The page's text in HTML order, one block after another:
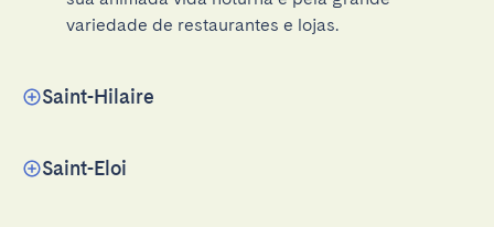
variedade de restaurantes e lojas.
Saint-Hilaire
Saint-Eloi